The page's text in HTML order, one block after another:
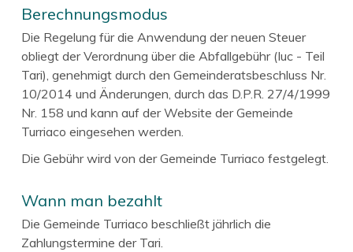
Berechnungsmodus
Die Regelung für die Anwendung der neuen Steuer
obliegt der Verordnung über die Abfallgebühr (Iuc - Teil
Tari), genehmigt durch den Gemeinderatsbeschluss Nr.
10/2014 und Änderungen, durch das D.P.R. 27/4/1999
Nr. 158 und kann auf der Website der Gemeinde
Turriaco eingesehen werden.
Die Gebühr wird von der Gemeinde Turriaco festgelegt.
Wann man bezahlt
Die Gemeinde Turriaco beschließt jährlich die
Zahlungstermine der Tari.